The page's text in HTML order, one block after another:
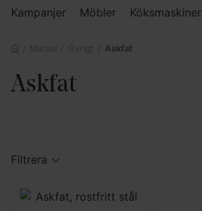
Kampanjer Möbler Köksmaskiner
Askfat
Askfat
Filtrera